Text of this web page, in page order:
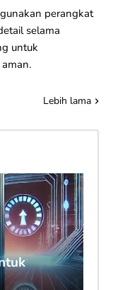
perangkat
selama
untuk
.
Lebih lama